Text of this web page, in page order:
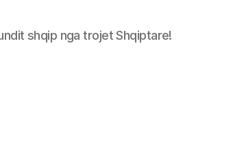
shqip nga trojet Shqiptare!